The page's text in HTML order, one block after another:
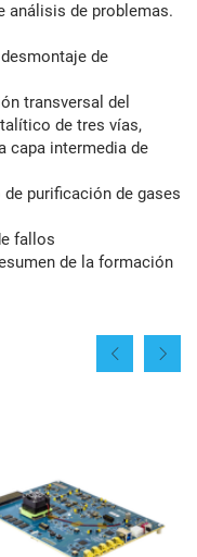
análisis de problemas.
de
transversal del
de tres vías,
capa intermedia de
purificación de gases
fallos
de la formación